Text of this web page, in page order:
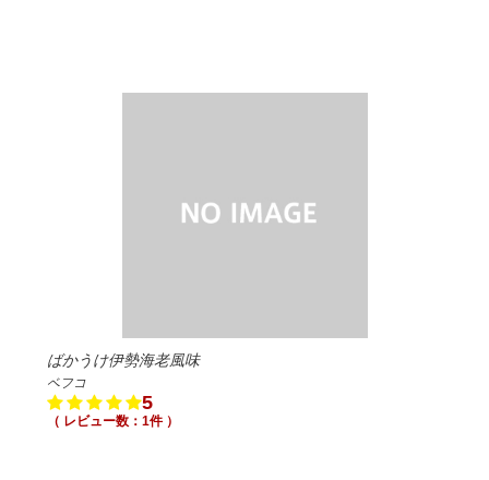
ばかうけ伊勢海老風味
ベフコ
5
（ レビュー数：1件 ）